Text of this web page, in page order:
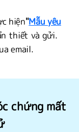
hiện"Mẫu yêu
thiết và gửi.
email.
chứng mất